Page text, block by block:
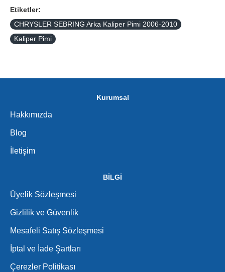
Etiketler:
CHRYSLER SEBRING Arka Kaliper Pimi 2006-2010
Kaliper Pimi
Kurumsal
Hakkımızda
Blog
İletişim
BİLGİ
Üyelik Sözleşmesi
Gizlilik ve Güvenlik
Mesafeli Satış Sözleşmesi
İptal ve İade Şartları
Çerezler Politikası